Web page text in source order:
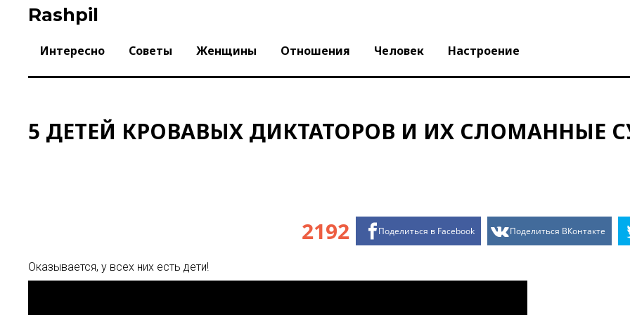
Rashpil
Интересно Советы Женщины Отношения Человек Настроение
5 ДЕТЕЙ КРОВАВЫХ ДИКТАТОРОВ И ИХ СЛОМАННЫЕ
2192 Поделиться в Facebook Поделиться ВКонтакте
Оказывается, у всех них есть дети!